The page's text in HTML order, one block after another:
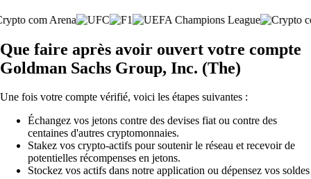
Que faire après avoir ouvert votre compte
Goldman Sachs Group, Inc. (The)
Une fois votre compte vérifié, voici les étapes suivantes :
Échangez vos jetons contre des devises fiat ou contre des
centaines d'autres cryptomonnaies.
Stakez vos crypto-actifs pour soutenir le réseau et recevoir de
potentielles récompenses en jetons.
Stockez vos actifs dans notre application ou dépensez vos soldes